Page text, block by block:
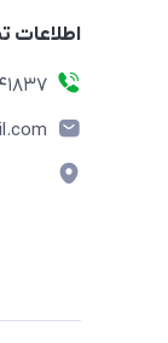
اطلاعات